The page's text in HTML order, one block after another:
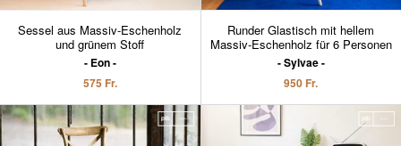
Sessel aus Massiv-Eschenholz
und grünem Stoff
Eon
575 Fr.
Runder Glastisch mit hellem
Massiv-Eschenholz für 6 Personen
Sylvae
950 Fr.